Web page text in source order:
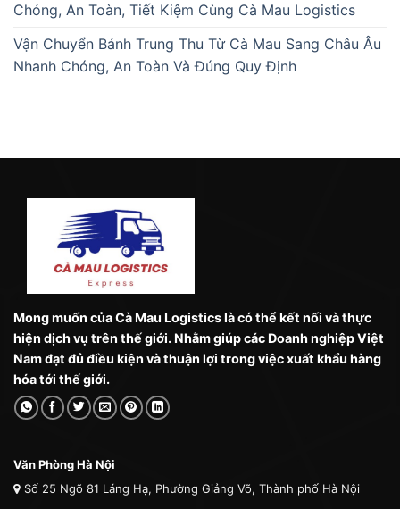
Chóng, An Toàn, Tiết Kiệm Cùng Cà Mau Logistics
Vận Chuyển Bánh Trung Thu Từ Cà Mau Sang Châu Âu
Nhanh Chóng, An Toàn Và Đúng Quy Định
Mong muốn của Cà Mau Logistics là có thể kết nối và thực
hiện dịch vụ trên thế giới. Nhằm giúp các Doanh nghiệp Việt
Nam đạt đủ điều kiện và thuận lợi trong việc xuất khẩu hàng
hóa tới thế giới.
Văn Phòng Hà Nội
Số 25 Ngõ 81 Láng Hạ, Phường Giảng Võ, Thành phố Hà Nội